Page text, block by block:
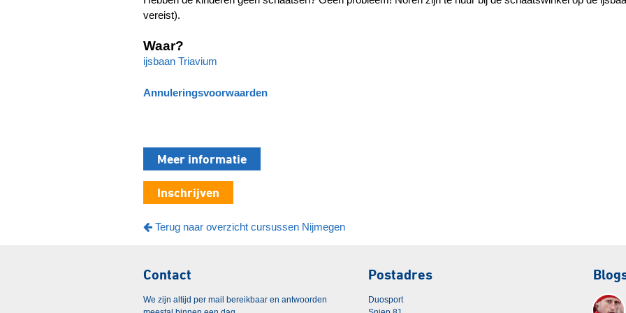
vereist).
Waar?
ijsbaan Triavium
Annuleringsvoorwaarden
Meer informatie
Inschrijven
Terug naar overzicht cursussen Nijmegen
Contact
We zijn altijd per mail bereikbaar en antwoorden
Postadres
Duosport